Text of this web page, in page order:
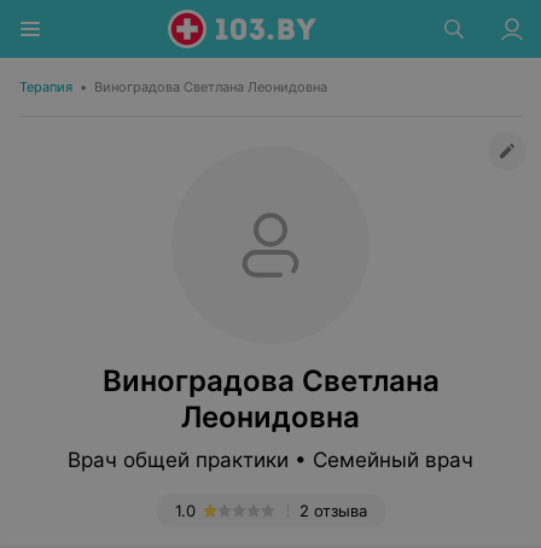
Терапия • Виноградова Светлана Леонидовна
Виноградова Светлана
Леонидовна
Врач общей практики • Семейный врач
2 отзыва
1.0